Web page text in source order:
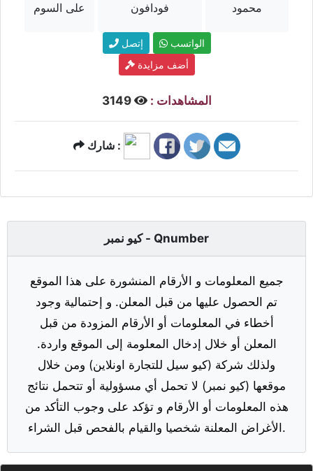
على السوم
فودافون
محمود
إتصل
الواتسب
أضف مزايدة
المشاهدات : 3149
شارك :
كيو نمبر - Qnumber
جميع المعلومات و الأرقام المنشورة على هذا الموقع
تم الحصول عليها من قبل المعلن. و إحتمالية وجود
أخطاء في المعلومات أو الأرقام المزودة من قبل
المعلن أو خلال إدخال المعلومة إلى الموقع واردة.
ولذلك شركة (كيو سيل للتجارة اونلاين) ومن خلال
موقعها (كيو نمبر) لا تحمل أي مسؤولية أو تتحمل نتائج
هذه المعلومات أو الأرقام و تؤكد على وجوب التأكد من
الأغراض المعلنة شخصيا والقيام بالفحص قبل الشراء.